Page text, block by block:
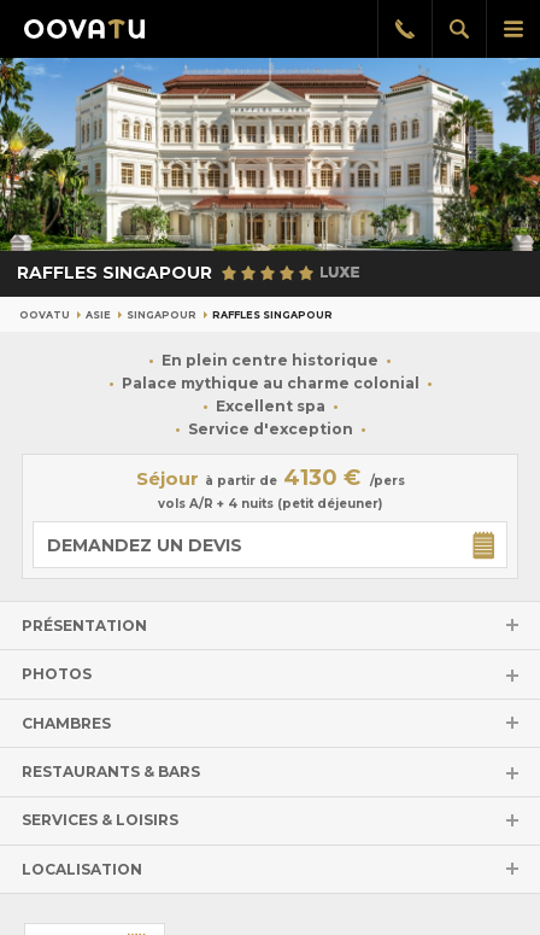
le
Afficher
la
Rappel
gratuit
RAFFLES SINGAPOUR
OOVATU ASIE SINGAPOUR RAFFLES SINGAPOUR
En plein centre historique
Palace mythique au charme colonial
Excellent spa
Service d'exception
Séjour à partir de 4130 €
/pers
vols A/R + 4 nuits (petit déjeuner)
DEMANDEZ UN DEVIS
PRÉSENTATION
PHOTOS
CHAMBRES
RESTAURANTS & BARS
SERVICES & LOISIRS
LOCALISATION